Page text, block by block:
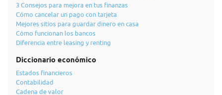
3 Consejos para mejora en tus finanzas
Cómo cancelar un pago con tarjeta
Mejores sitios para guardar dinero en casa
Cómo funcionan los bancos
Diferencia entre leasing y renting
Diccionario económico
Estados financieros
Contabilidad
Cadena de valor